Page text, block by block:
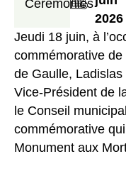
Cérémonies
2026
Jeudi 18 juin, à
commémorative de
de Gaulle,
Vice-Président de
le Conseil
commémorative
Monument aux